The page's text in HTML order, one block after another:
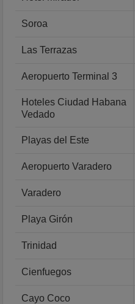
Soroa
Las Terrazas
Aeropuerto Terminal 3
Hoteles Ciudad Habana
Vedado
Playas del Este
Aeropuerto Varadero
Varadero
Playa Girón
Trinidad
Cienfuegos
Cayo Coco